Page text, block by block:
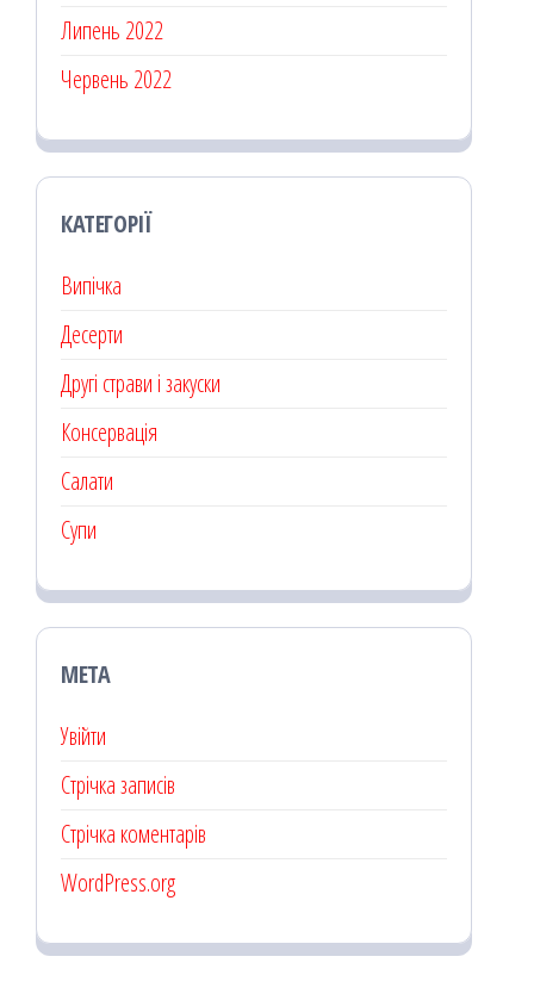
Липень 2022
Червень 2022
КАТЕГОРІЇ
Випічка
Десерти
Другі страви і закуски
Консервація
Салати
Супи
МЕТА
Увійти
Стрічка записів
Стрічка коментарів
WordPress.org